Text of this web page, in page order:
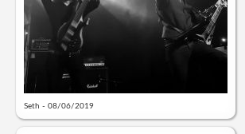
Seth - 08/06/2019